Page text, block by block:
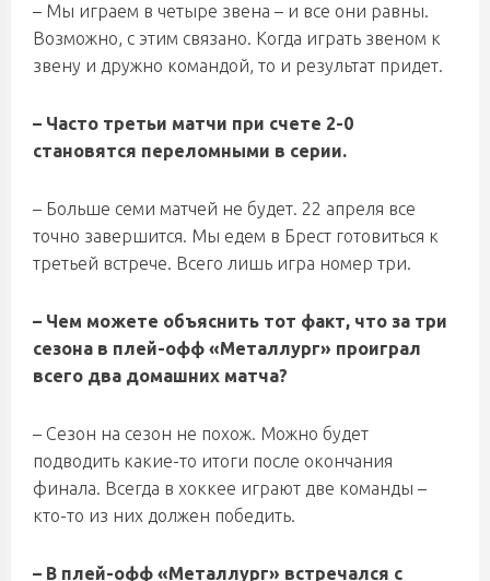
– Мы играем в четыре звена – и все они равны.
Возможно, с этим связано. Когда играть звеном к
звену и дружно командой, то и результат придет.
– Часто третьи матчи при счете 2-0
становятся переломными в серии.
– Больше семи матчей не будет. 22 апреля все
точно завершится. Мы едем в Брест готовиться к
третьей встрече. Всего лишь игра номер три.
– Чем можете объяснить тот факт, что за три
сезона в плей-офф «Металлург» проиграл
всего два домашних матча?
– Сезон на сезон не похож. Можно будет
подводить какие-то итоги после окончания
финала. Всегда в хоккее играют две команды –
кто-то из них должен победить.
– В плей-офф «Металлург» встречался с